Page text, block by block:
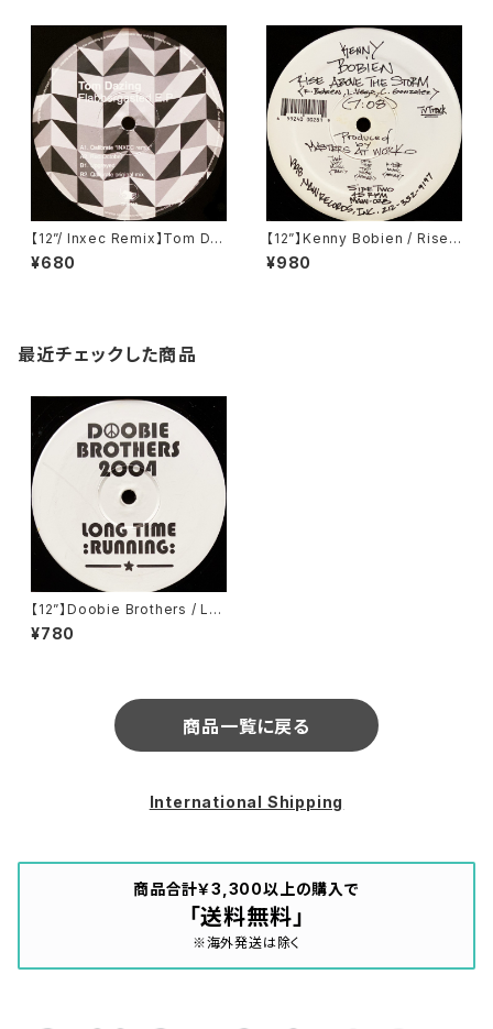
【12”/ Inxec Remix】Tom Da
zing / Flabbergasted EP (T
oys For Boys Records) (TF
¥680
【12”】Kenny Bobien / Rise
Above The Storm (MAW R
ecords) (MAW-028)
¥980
最近チェックした商品
【12”】Doobie Brothers / Lo
ng Time Running 2004 (W
hite) (LONG TIME)
¥780
商品一覧に戻る
International Shipping
商品合計￥3,300以上の購入で
「送料無料」
※海外発送は除く